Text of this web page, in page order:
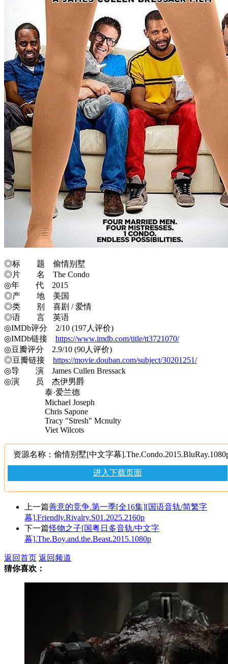
◎标 题 偷情别墅
◎片 名 The Condo
◎年 代 2015
◎产 地 美国
◎类 别 喜剧 / 爱情
◎语 言 英语
◎IMDb评分 2/10 (197人评价)
◎IMDb链接 https://www.imdb.com/title/tt3721070/
◎豆瓣评分 2.9/10 (90人评价)
◎豆瓣链接 https://movie.douban.com/subject/30201251/
◎导 演 James Cullen Bressack
◎演 员 杰伊男爵
泰·爱兰德
Michael Joseph
Chris Sapone
Tracy "Stresh" Mcnulty
Viet Wilcots
资源名称：偷情别墅[中文字幕
进入下载页面
上一篇善意的竞争.第一季[全16集][国语音轨/简繁字
幕].Friendly.Rivalry.S01.2025.2160p
下一篇怪物之子[国粤日多音轨/中文字
幕].The.Boy.and.the.Beast.2015.1080p
返回首页 返回频道
猜你喜欢：